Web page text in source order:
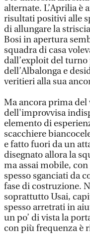
alternate. L’Aprilia è
risultati positivi alle
di allungare la
Bosi in apertura
squadra di casa
dall’exploit del
dell’Albalonga e
veritieri alla sua
Ma ancora prima del
dell'improvvisa
elemento di
scacchiere
e fatto fuori da un
disegnato allora la
ma assai mobile,
spesso sganciati da
fase di costruzione.
soprattutto Usai,
spesso arretrati in
un po’ di vista la
con più frequenza è